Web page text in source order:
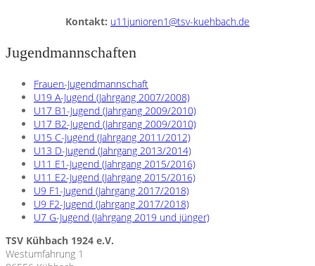
Kontakt: u11junioren1@tsv-kuehbach.de
Jugendmannschaften
Frauen-Jugendmannschaft
U19 A-Jugend (Jahrgang 2007/2008)
U17 B1-Jugend (Jahrgang 2009/2010)
U17 B2-Jugend (Jahrgang 2009/2010)
U15 C-Jugend (Jahrgang 2011/2012)
U13 D-Jugend (Jahrgang 2013/2014)
U11 E1-Jugend (Jahrgang 2015/2016)
U11 E2-Jugend (Jahrgang 2015/2016)
U9 F1-Jugend (Jahrgang 2017/2018)
U9 F2-Jugend (Jahrgang 2017/2018)
U7 G-Jugend (Jahrgang 2019 und jünger)
TSV Kühbach 1924 e.V.
Westumfahrung 1